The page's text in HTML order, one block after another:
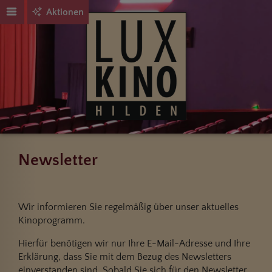
Aktionen
Newsletter
Wir informieren Sie regelmäßig über unser aktuelles
Kinoprogramm.
Hierfür benötigen wir nur Ihre E-Mail-Adresse und Ihre
Erklärung, dass Sie mit dem Bezug des Newsletters